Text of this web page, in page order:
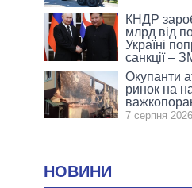
КНДР
млрд від
Україні
санкції –
Окупанти
ринок на
7 серпня
НОВИНИ